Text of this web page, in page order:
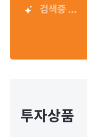
검색중 ...
투자상품